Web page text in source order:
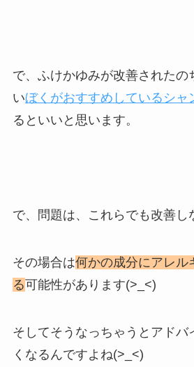
で、ふけかゆみが改善されたの
いぼくがおすすめしているシャ
るといいと思います。
で、問題は、これらでも改善し
その場合は何かの成分にアレル
る可能性があります(>_<)
そしてそうなっちゃうとアドバ
くなるんですよね(>_<)